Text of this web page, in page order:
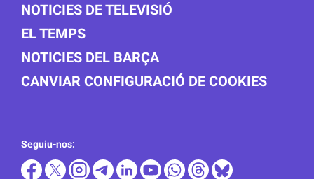
NOTICIES DE TELEVISIÓ
EL TEMPS
NOTICIES DEL BARÇA
CANVIAR CONFIGURACIÓ DE COOKIES
Seguiu-nos: